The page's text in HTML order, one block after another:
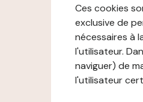
Ces cookies
exclusive de
nécessaires à
l'utilisateur.
naviguer) de
l'utilisateur